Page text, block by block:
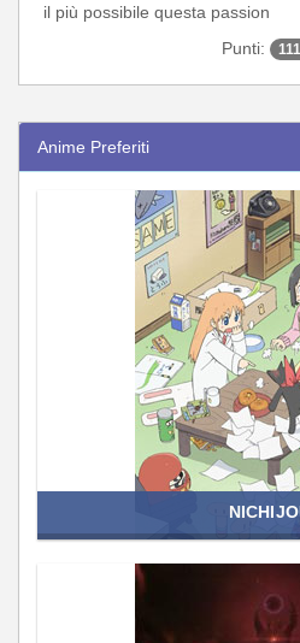
il più possibile questa passion
Punti:
Anime Preferiti